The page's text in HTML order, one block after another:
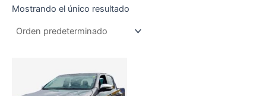
Mostrando el único resultado